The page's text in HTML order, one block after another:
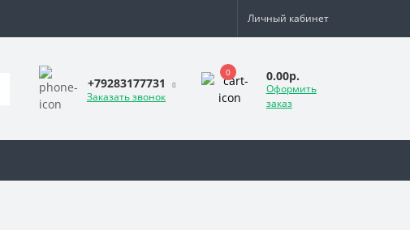
Личный кабинет
+79283177731
Заказать звонок
0 0.00р.
Оформить
заказ